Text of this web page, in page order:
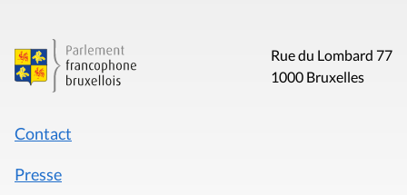
Rue du Lombard 77
1000 Bruxelles
Contact
Presse